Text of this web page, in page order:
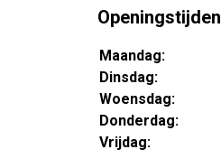
Openingstijden
Maandag:
Dinsdag:
Woensdag:
Donderdag:
Vrijdag: